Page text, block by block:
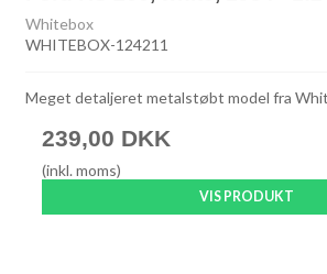
Whitebox
WHITEBOX-124211
Meget detaljeret metalstøbt model fra
239,00 DKK
(inkl. moms)
VIS PRODUKT